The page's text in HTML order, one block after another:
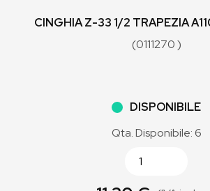
CINGHIA Z-33 1/2 TRAPEZIA
(0111270 )
DISPONIBILE
Qta. Disponibile: 6